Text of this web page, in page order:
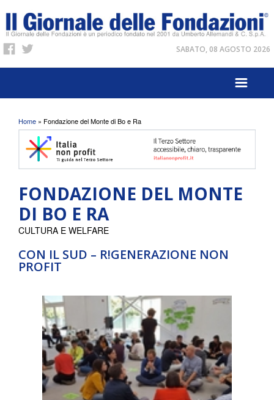
SABATO, 08 AGOSTO 2026
Tu sei qui
Home » Fondazione del Monte di Bo e Ra
FONDAZIONE DEL MONTE
DI BO E RA
CON IL SUD – R!GENERAZIONE NON
PROFIT
CULTURA E WELFARE